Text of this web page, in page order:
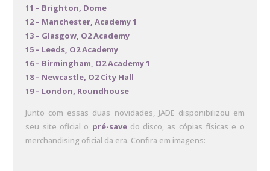
11 – Brighton, Dome
12 – Manchester, Academy 1
13 – Glasgow, O2 Academy
15 – Leeds, O2 Academy
16 – Birmingham, O2 Academy 1
18 – Newcastle, O2 City Hall
19 – London, Roundhouse
Junto com essas duas novidades, JADE disponibilizou em
seu site oficial o pré-savedo disco, as cópias físicas e o
merchandising oficial da era. Confira em imagens: